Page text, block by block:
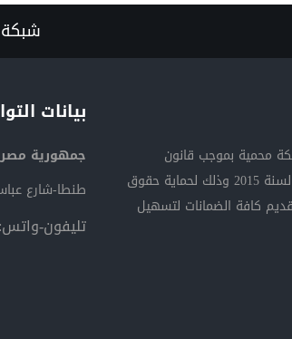
شبكة
محمية بموجب قانون
الاستثمار المصري رقم (17) لسنة 2015 وذلك لحماية حقوق
كافة الضمانات لتسهيل
بيانات
جمهورية مصر
طنطا-شارع
تليفون-واتس: 00201014097240